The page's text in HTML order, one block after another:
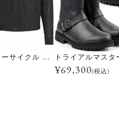
テンプル モーターサイクル ジャケット
¥69,300(税込)